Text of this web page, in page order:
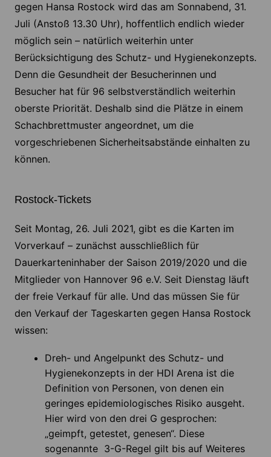
gegen Hansa Rostock wird das am Sonnabend, 31.
Juli (Anstoß 13.30 Uhr), hoffentlich endlich wieder
möglich sein – natürlich weiterhin unter
Berücksichtigung des Schutz- und Hygienekonzepts.
Denn die Gesundheit der Besucherinnen und
Besucher hat für 96 selbstverständlich weiterhin
oberste Priorität. Deshalb sind die Plätze in einem
Schachbrettmuster angeordnet, um die
vorgeschriebenen Sicherheitsabstände einhalten zu
können.
Rostock-Tickets
Seit Montag, 26. Juli 2021, gibt es die Karten im
Vorverkauf – zunächst ausschließlich für
Dauerkarteninhaber der Saison 2019/2020 und die
Mitglieder von Hannover 96 e.V. Seit Dienstag läuft
der freie Verkauf für alle. Und das müssen Sie für
den Verkauf der Tageskarten gegen Hansa Rostock
wissen:
Dreh- und Angelpunkt des Schutz- und
Hygienekonzepts in der HDI Arena ist die
Definition von Personen, von denen ein
geringes epidemiologisches Risiko ausgeht.
Hier wird von den drei G gesprochen:
„geimpft, getestet, genesen“. Diese
sogenannte 3-G-Regel gilt bis auf Weiteres